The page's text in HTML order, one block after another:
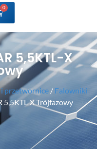
0
5,5KTL-X
przetwornice / Falowniki
5,5KTL-X Trójfazowy